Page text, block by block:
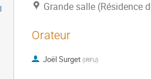
Grande salle (Résidence
Orateur
Joël Surget (IRFU)